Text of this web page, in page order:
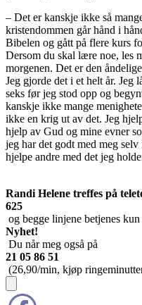
– Det er kanskje ikke så
kristendommen går hånd i
Bibelen og gått på flere kurs
Dersom du skal lære noe, les
morgenen. Det er den
Jeg gjorde det i et helt år.
seks før jeg stod opp og
kanskje ikke mange
ikke en krig ut av det. Jeg
hjelp av Gud og mine evner
jeg har det godt med meg
hjelpe andre med det jeg
Randi Helene treffes på
625
og begge linjene betjenes
Nyhet!
Du når meg også på
21 05 86 51
(26,90/min, kjøp